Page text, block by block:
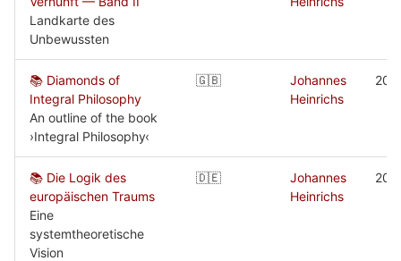
Landkarte des
Unbewussten
📚 Diamonds of
Integral Philosophy
An outline of the book
›Integral Philosophy‹
🇬🇧
Johannes
Heinrichs
📚 Die Logik des
europäischen Traums
Eine
systemtheoretische
Vision
🇩🇪
Johannes
Heinrichs